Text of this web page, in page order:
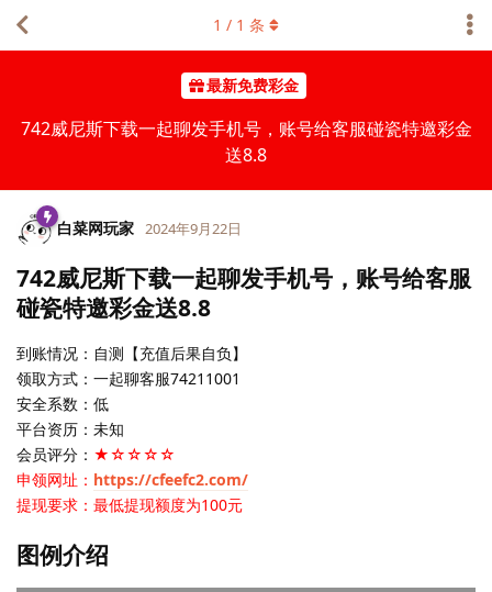
最新免费彩金
742威尼斯下载一起聊发手机号，账号给客服碰瓷特邀彩金
送8.8
1 / 1 条
白菜网玩家 2024年9月22日
742威尼斯下载一起聊发手机号，账号给客服
碰瓷特邀彩金送8.8
到账情况：自测【充值后果自负】
领取方式：一起聊客服74211001
安全系数：低
平台资历：未知
会员评分： ★☆☆☆☆
申领网址： https://cfeefc2.com/
提现要求：最低提现额度为100元
图例介绍